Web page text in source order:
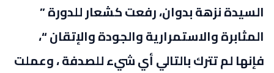
السيدة نزهة بدوان، رفعت كشعار للدورة ”
المثابرة والاستمرارية والجودة والإتقان “،
فإنها لم تترك بالتالي أي شيء للصدفة ، وعملت